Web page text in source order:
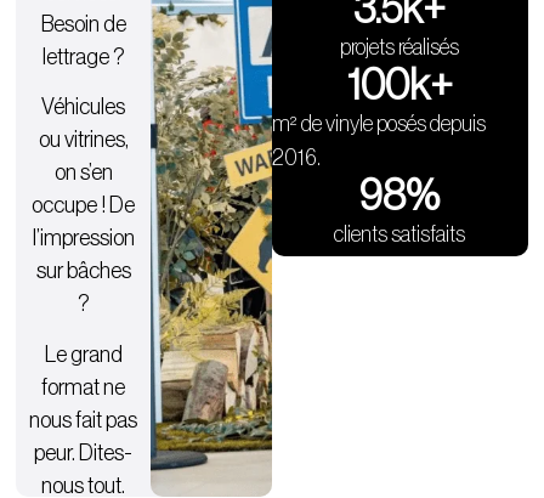
Besoin de
lettrage ?
Véhicules
ou vitrines,
on s’en
occupe ! De
l’impression
sur bâches
?
Le grand
format ne
nous fait pas
peur. Dites-
nous tout.
projets réalisés
3.5k+
m² de vinyle posés depuis
2016.
100k+
clients satisfaits
98%